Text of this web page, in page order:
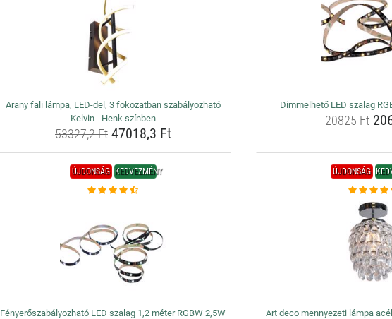
Arany fali lámpa, LED-del, 3 fokozatban szabályozható
Kelvin - Henk színben
53327,2 Ft47018,3 Ft
Dimmelhető LED szalag
20825 Ft
ÚJDONSÁG KEDVEZMÉNY
Fényerőszabályozható LED szalag 1,2 méter RGBW 2,5W
ÚJDONSÁG
Art deco mennyezeti lámpa